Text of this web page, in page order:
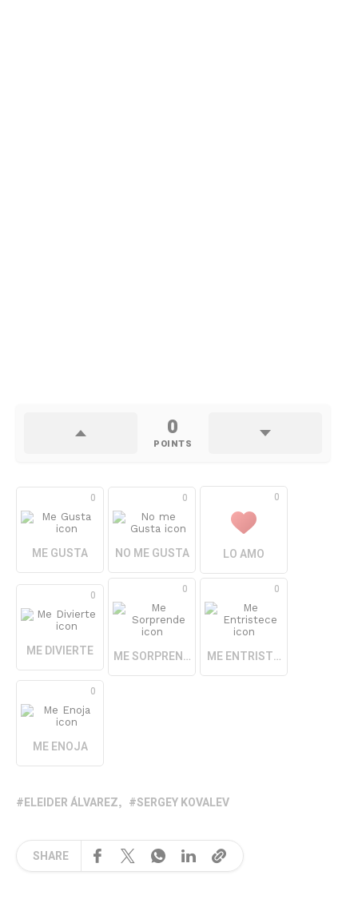
0
POINTS
0
ME GUSTA
0
NO ME GUSTA
0
LO AMO
0
ME DIVIERTE
0
ME SORPRENDE
0
ME ENTRISTECE
0
ME ENOJA
ELEIDER ÁLVAREZ SERGEY KOVALEV
SHARE